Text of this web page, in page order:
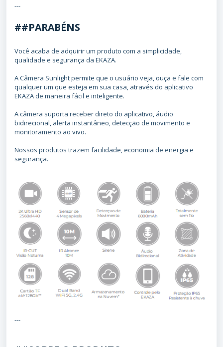
---
##PARABÉNS
Você acaba de adquirir um produto com a simplicidade,
qualidade e segurança da EKAZA.
A Câmera Sunlight permite que o usuário veja, ouça e fale com
qualquer um que esteja em sua casa, através do aplicativo
EKAZA de maneira fácil e inteligente.
A câmera suporta receber direto do aplicativo, áudio
bidirecional, alerta instantâneo, detecção de movimento e
monitoramento ao vivo.
Nossos produtos trazem facilidade, economia de energia e
segurança.
---